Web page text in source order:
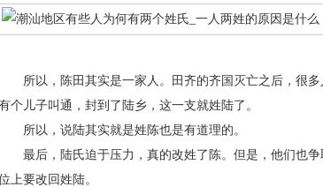
所以，陈田其实是一家人。田齐的齐国灭亡之后，很多
个儿子叫通，封到了陆乡，这一支就姓陆了。
所以，说陆其实就是姓陈也是有道理的。
最后，陆氏迫于压力，真的改姓了陈。但是，他们也争
上要改回姓陆。